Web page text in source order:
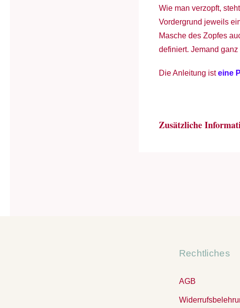
Wie man verzopft,
Vordergrund jeweils
Masche des Zopfes
definiert. Jemand
Die Anleitung isteine
Zusätzliche
Rechtliches
AGB